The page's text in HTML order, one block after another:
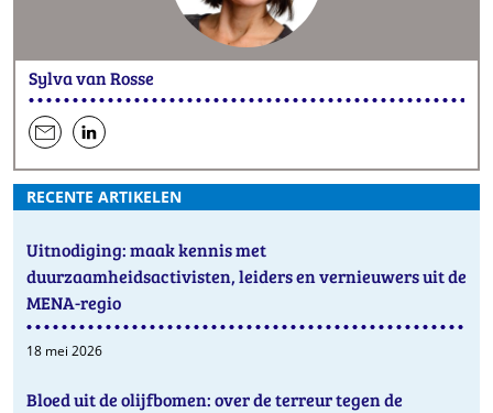
Sylva van Rosse
een
e-
mail
hen
op
LinkedIn
RECENTE ARTIKELEN
Uitnodiging: maak kennis met
duurzaamheidsactivisten, leiders en vernieuwers uit de
MENA-regio
18 mei 2026
Bloed uit de olijfbomen: over de terreur tegen de